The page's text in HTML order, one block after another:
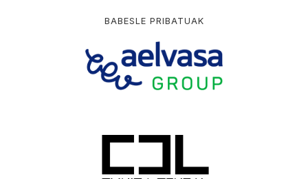
BABESLE PRIBATUAK